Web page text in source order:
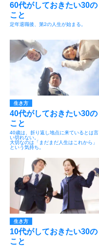
60代がしておきたい30の
こと
定年退職後、第2の人生が始まる。
生き方
40代がしておきたい30の
こと
40歳は、折り返し地点に来ているとは言
い切れない。
大切なのは「まだまだ人生はこれから」
という気持ち。
生き方
10代がしておきたい30の
こと